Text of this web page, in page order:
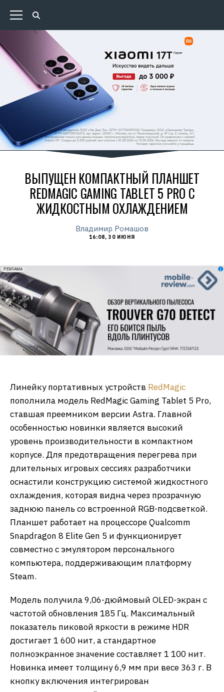
ВЫПУЩЕН КОМПАКТНЫЙ ПЛАНШЕТ
REDMAGIC GAMING TABLET 5 PRO С
ЖИДКОСТНЫМ ОХЛАЖДЕНИЕМ
Владимир Ромашов
16:08, 30 ИЮНЯ
erid: 2VfnxxmNzs5
РЕКЛАМА
Линейку портативных устройств RedMagic
пополнила модель RedMagic Gaming Tablet 5 Pro,
ставшая преемником версии Astra. Главной
особенностью новинки является высокий
уровень производительности в компактном
корпусе. Для предотвращения перегрева при
длительных игровых сессиях разработчики
оснастили конструкцию системой жидкостного
охлаждения, которая видна через прозрачную
заднюю панель со встроенной RGB-подсветкой.
Планшет работает на процессоре Qualcomm
Snapdragon 8 Elite Gen 5 и функционирует
совместно с эмулятором персонального
компьютера, поддерживающим платформу
Steam.
​Модель получила 9,06-дюймовый OLED-экран с
частотой обновления 185 Гц. Максимальный
показатель пиковой яркости в режиме HDR
достигает 1 600 нит, а стандартное
полноэкранное значение составляет 1 100 нит.
Новинка имеет толщину 6,9 мм при весе 363 г. В
кнопку включения интегрирован